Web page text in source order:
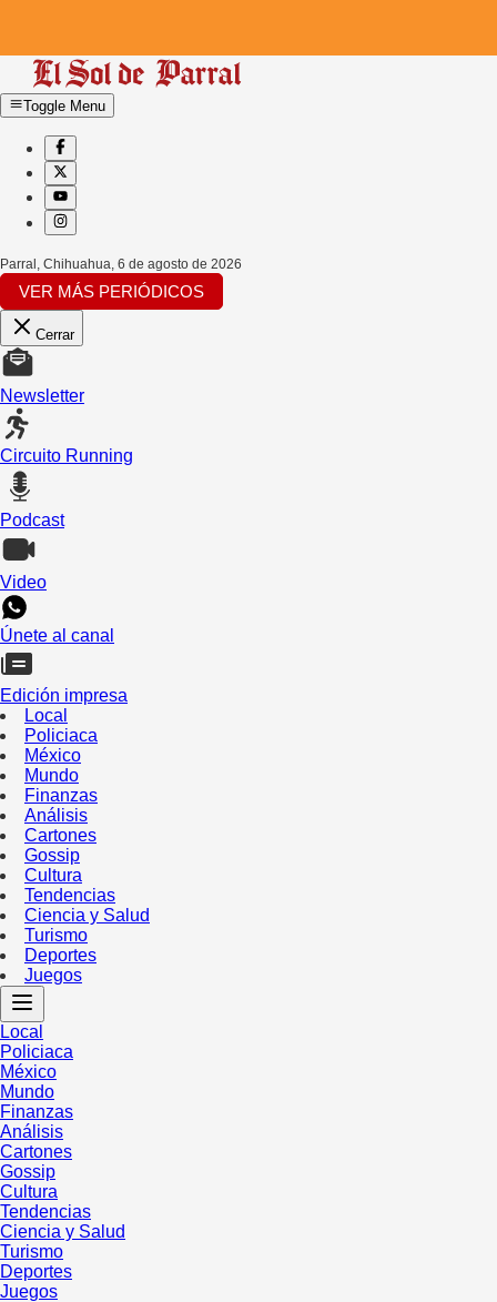
Toggle Menu
Parral, Chihuahua 6 de agosto de 2026
VER MÁS PERIÓDICOS
Cerrar
Newsletter
Circuito Running
Podcast
Video
Únete al canal
Edición impresa
Local
Policiaca
México
Mundo
Finanzas
Análisis
Cartones
Gossip
Cultura
Tendencias
Ciencia y Salud
Turismo
Deportes
Juegos
Local
Policiaca
México
Mundo
Finanzas
Análisis
Cartones
Gossip
Cultura
Tendencias
Ciencia y Salud
Turismo
Deportes
Juegos